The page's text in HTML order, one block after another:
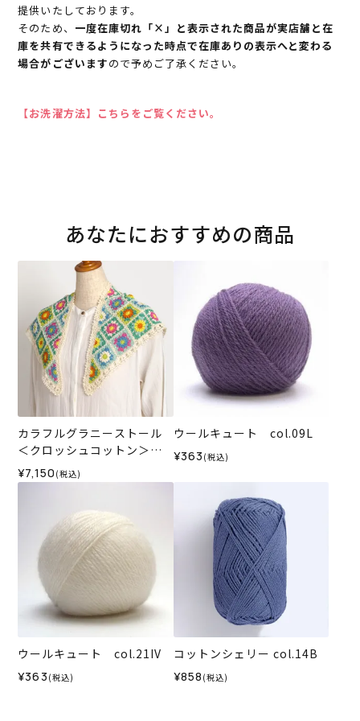
提供いたしております。
そのため、 一度在庫切れ「×」と表示された商品が実店舗と在
庫を共有できるようになった時点で在庫ありの表示へと変わる
場合がございますので予めご了承ください。
【お洗濯方法】こちらをご覧ください。
あなたにおすすめの商品
カラフルグラニーストール
＜クロッシュコットン＞
（編み物 材料セット）
¥7,150 (税込)
ウールキュート col.09L
¥363 (税込)
ウールキュート col.21IV
¥363 (税込)
コットンシェリー col.14B
¥858 (税込)